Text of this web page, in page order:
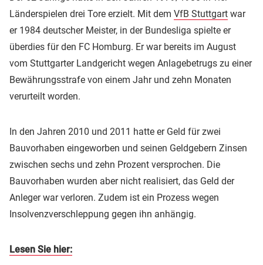
Länderspielen drei Tore erzielt. Mit dem VfB Stuttgart war
er 1984 deutscher Meister, in der Bundesliga spielte er
überdies für den FC Homburg. Er war bereits im August
vom Stuttgarter Landgericht wegen Anlagebetrugs zu einer
Bewährungsstrafe von einem Jahr und zehn Monaten
verurteilt worden.
In den Jahren 2010 und 2011 hatte er Geld für zwei
Bauvorhaben eingeworben und seinen Geldgebern Zinsen
zwischen sechs und zehn Prozent versprochen. Die
Bauvorhaben wurden aber nicht realisiert, das Geld der
Anleger war verloren. Zudem ist ein Prozess wegen
Insolvenzverschleppung gegen ihn anhängig.
Lesen Sie hier: